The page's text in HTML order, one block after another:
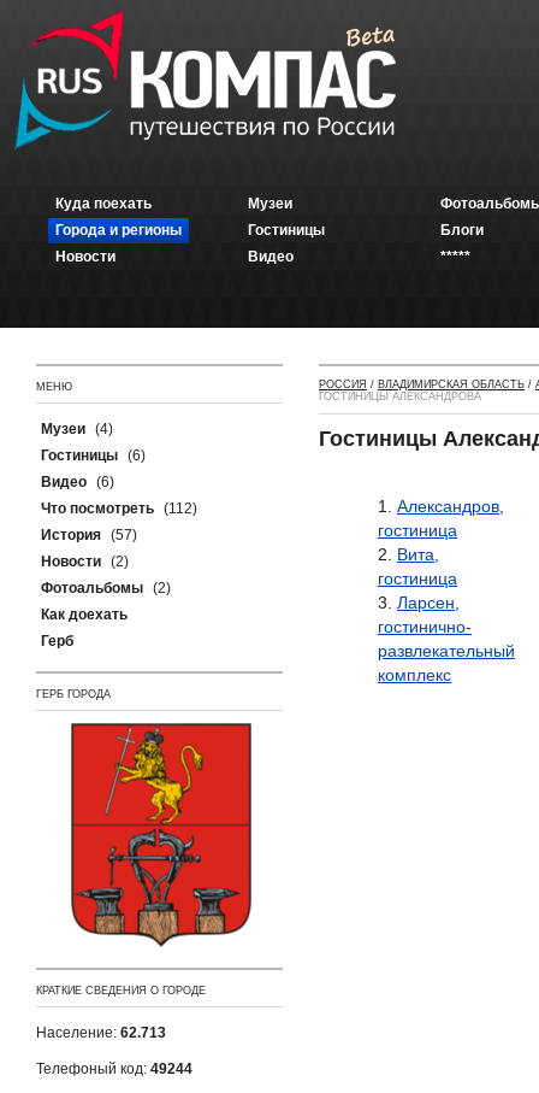
Куда поехать
Города и регионы
Новости
Музеи
Гостиницы
Видео
Блоги
*****
МЕНЮ
Музеи (4)
Гостиницы (6)
Видео (6)
Что посмотреть (112)
История (57)
Новости (2)
Фотоальбомы (2)
Как доехать
Герб
ГЕРБ ГОРОДА
КРАТКИЕ СВЕДЕНИЯ О ГОРОДЕ
Население: 62.713
Телефоный код: 49244
РОССИЯ / ВЛАДИМИРСКАЯ ОБЛАСТЬ /
ГОСТИНИЦЫ АЛЕКСАНДРОВА
Гостиницы
Александров,
гостиница
Вита,
гостиница
Ларсен,
гостинично-
развлекательный
комплекс